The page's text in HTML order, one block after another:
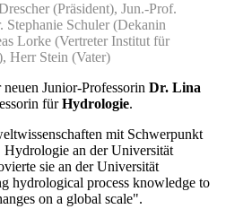
(Präsident), Jun.-Prof.
Schuler (Dekanin
Lorke (Vertreter Institut für
Herr Stein (Vater)
Junior-Professorin Dr. Lina
fürHydrologie.
mit Schwerpunkt
an der Universität
sie an der Universität
hydrological process knowledge to
on a global scale".